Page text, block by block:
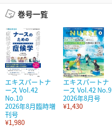
巻号一覧
エキスパートナ
ース Vol.42
No.10
2026年8月臨時増
刊号
¥1,980
エキスパートナ
ース Vol.42 No.9
2026年8月号
¥1,430